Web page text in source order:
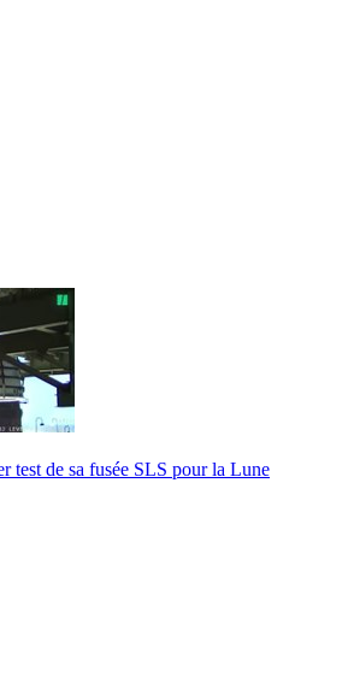
test de sa fusée SLS pour la Lune